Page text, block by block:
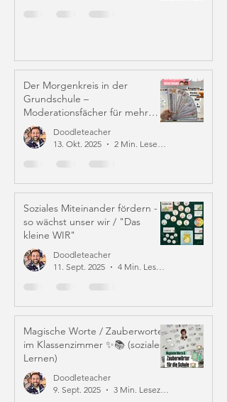
Der Morgenkreis in der
Grundschule –
Moderationsfächer für mehr
Struktur und Mitverantwortung
Doodleteacher
13. Okt. 2025
2 Min. Lesezeit
Soziales Miteinander fördern -
so wächst unser wir / "Das
kleine WIR"
Doodleteacher
11. Sept. 2025
4 Min. Lesezeit
Magische Worte / Zauberworte
im Klassenzimmer ✨📚 (soziales
Lernen)
Doodleteacher
9. Sept. 2025
3 Min. Lesezeit